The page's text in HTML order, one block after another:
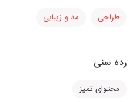
طراحی مد و زیبایی
رده سنی
محتوای تمیز